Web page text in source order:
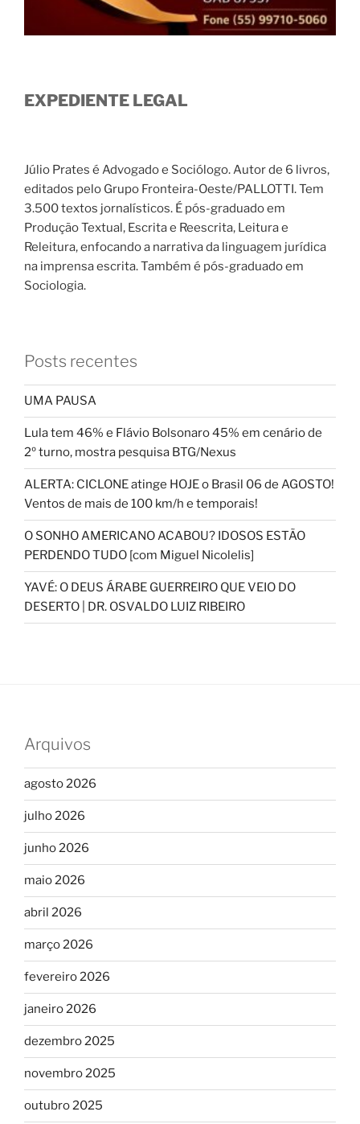
EXPEDIENTE LEGAL
Júlio Prates é Advogado e Sociólogo. Autor de 6 livros,
editados pelo Grupo Fronteira-Oeste/PALLOTTI. Tem
3.500 textos jornalísticos. É pós-graduado em
Produção Textual, Escrita e Reescrita, Leitura e
Releitura, enfocando a narrativa da linguagem jurídica
na imprensa escrita. Também é pós-graduado em
Sociologia.
Posts recentes
UMA PAUSA
Lula tem 46% e Flávio Bolsonaro 45% em cenário de
2º turno, mostra pesquisa BTG/Nexus
ALERTA: CICLONE atinge HOJE o Brasil 06 de AGOSTO!
Ventos de mais de 100 km/h e temporais!
O SONHO AMERICANO ACABOU? IDOSOS ESTÃO
PERDENDO TUDO [com Miguel Nicolelis]
YAVÉ: O DEUS ÁRABE GUERREIRO QUE VEIO DO
DESERTO | DR. OSVALDO LUIZ RIBEIRO
Arquivos
agosto 2026
julho 2026
junho 2026
maio 2026
abril 2026
março 2026
fevereiro 2026
janeiro 2026
dezembro 2025
novembro 2025
outubro 2025